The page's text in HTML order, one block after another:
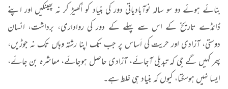
بنائے ہوئے دو سو سالہ نوآبادیاتی دور کی بنیاد کو اُکھیڑ کر نہ پھینکیں اور اپنے
ڈانڈے تاریخ کے اس سے پہلے کے دور کی رواداری، برداشت، انسان
دوستی، آزادی اور حریت کی اَساس پر جب تک اپنا رشتہ وہاں تک نہ جوڑیں،
پھر کہیں گے جی کہ تبدیلی آجائے، آزادی حاصل ہوجائے، معاشرہ بن جائے،
ایسا نہیں ہوسکتا، کیوں کہ بنیاد ہی غلط ہے۔